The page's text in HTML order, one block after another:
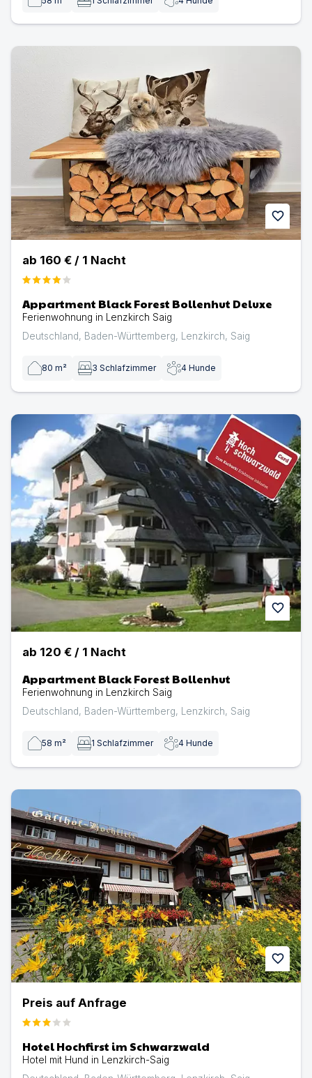
favorite
Appartment Black Forest Bollenhut Deluxe |
ab 160 € / 1 Nacht
Appartment Black Forest Bollenhut Deluxe
Ferienwohnung in Lenzkirch Saig
Deutschland, Baden-Württemberg, Lenzkirch, Saig
80 m² 3 Schlafzimmer 4 Hunde
favorite
Appartment Black Forest Bollenhut | Ferienwohnung in
ab 120 € / 1 Nacht
Appartment Black Forest Bollenhut
Ferienwohnung in Lenzkirch Saig
Deutschland, Baden-Württemberg, Lenzkirch, Saig
58 m² 1 Schlafzimmer 4 Hunde
favorite
Hotel Hochfirst im Schwarzwald | Hotel mit Hund in
Preis auf Anfrage
Hotel Hochfirst im Schwarzwald
Hotel mit Hund in Lenzkirch-Saig